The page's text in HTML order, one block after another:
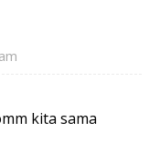
kita sama